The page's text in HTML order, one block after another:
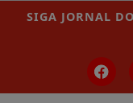
SIGA JORNAL